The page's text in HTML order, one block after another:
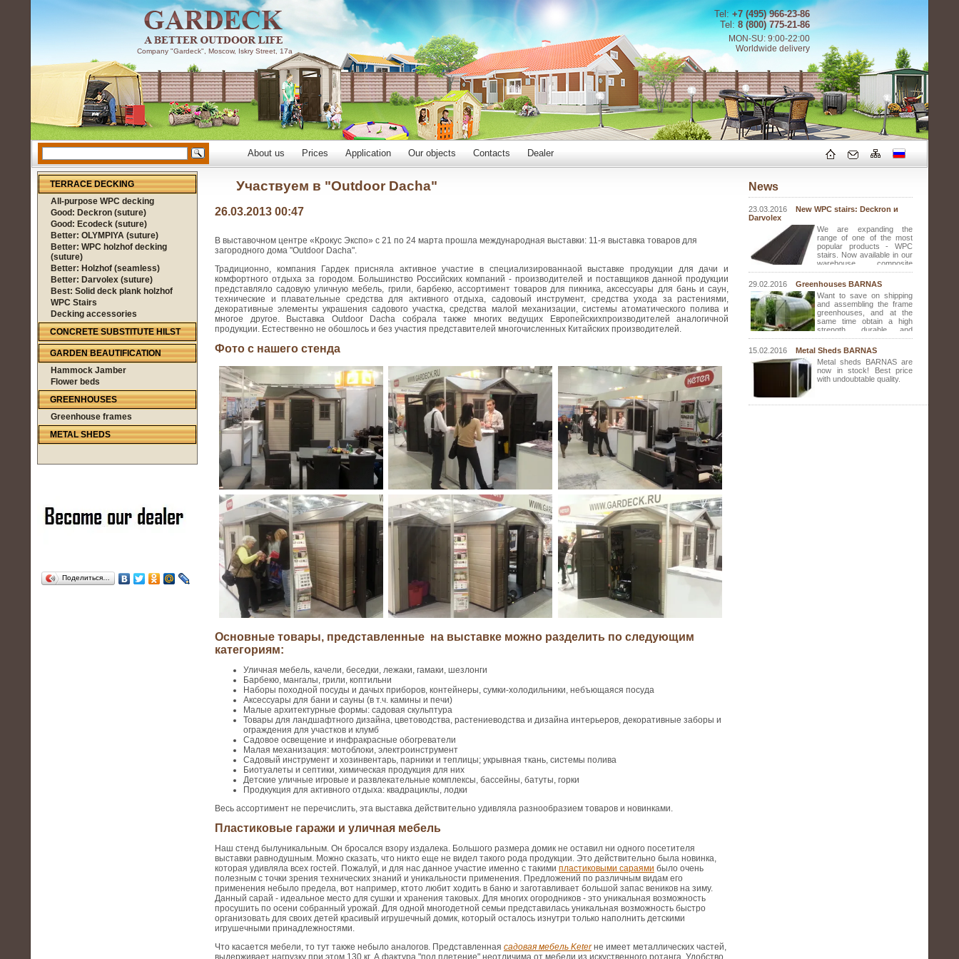
Company "Gardeck", Moscow, Iskry Street, 17a
Tel:+7 (495) 966-23-86
Tel:8 (800) 775-21-86
MON-SU: 9:00-22:00
Worldwide delivery
About us Prices Application Our objects Contacts Dealer
Участвуем в "Outdoor Dacha"
26.03.2013 00:47
В выставочном центре «Крокус Экспо» с 21 по 24 марта прошла международная выставки: 11-я выставка товаров для
загородного дома "Outdoor Dacha".
Традиционно, компания Гардек присняла активное участие в специализированнаой выставке продукции для дачи и
комфортного отдыха за городом. Большинство Российских компаний - производителей и поставщиков данной продукции
представляло садовую уличную мебель, грили, барбекю, ассортимент товаров для пикника, аксессуары для бань и саун,
технические и плавательные средства для активного отдыха, садовоый инструмент, средства ухода за растениями,
декоративные элементы украшения садового участка, средства малой механизации, системы атоматического полива и
многое другое. Выставка Outdoor Dacha собрала также многих ведущих Европейскихпроизводителей аналогичной
продукции. Естественно не обошлось и без участия представителей многочисленных Китайских производителей.
Фото с нашего стенда
Основные товары, представленные на выставке можно разделить по следующим
категориям:
Уличная мебель, качели, беседки, лежаки, гамаки, шезлонги
Барбекю, мангалы, грили, коптильни
Наборы походной посуды и дачых приборов, контейнеры, сумки-холодильники, небъющаяся посуда
Аксессуары для бани и сауны (в т.ч. камины и печи)
Малые архитектурные формы: садовая скульптура
Товары для ландшафтного дизайна, цветоводства, растениеводства и дизайна интерьеров, декоративные заборы и
ограждения для участков и клумб
Садовое освещение и инфракрасные обогреватели
Малая механизация: мотоблоки, электроинструмент
Садовый инструмент и хозинвентарь, парники и теплицы; укрывная ткань, системы полива
Биотуалеты и септики, химическая продукция для них
Детские уличные игровые и развлекательные комплексы, бассейны, батуты, горки
Продкукция для активного отдыха: квадрациклы, лодки
Весь ассортимент не перечислить, эта выставка действительно удивляла разнообразием товаров и новинками.
Пластиковые гаражи и уличная мебель
Наш стенд былуникальным. Он бросался взору издалека. Большого размера домик не оставил ни одного посетителя
выставки равнодушным. Можно сказать, что никто еще не видел такого рода продукции. Это действительно была новинка,
которая удивляла всех гостей. Пожалуй, и для нас данное участие именно с такими пластиковыми сараями было очень
полезным с точки зрения технических знаний и уникальности применения. Предложений по различным видам его
применения небыло предела, вот например, ктото любит ходить в баню и заготавливает большой запас веников на зиму.
Данный сарай - идеальное место для сушки и хранения таковых. Для многих огородников - это уникальная возможность
просушить по осени собранный урожай. Для одной многодетной семьи представилась уникальная возможность быстро
организовать для своих детей красивый игрушечный домик, который осталось изнутри только наполнить детскими
игрушечными принадлежностями.
Что касается мебели, то тут также небыло аналогов. Представленная садовая мебель Keterне имеет металлических частей,
выдерживает нагрузку при этом 130 кг. А фактура "под плетение" неотличима от мебели из искуственного ротанга. Удобство
TERRACE DECKING
All-purpose WPC decking
Good: Deckron (suture)
Good: Ecodeck (suture)
Better: OLYMPIYA (suture)
Better: WPC holzhof decking
(suture)
Better: Holzhof (seamless)
Better: Darvolex (suture)
Best: Solid deck plank holzhof
WPC Stairs
Decking accessories
CONCRETE SUBSTITUTE HILST
GARDEN BEAUTIFICATION
Hammock Jamber
Flower beds
GREENHOUSES
Greenhouse frames
METAL SHEDS
Поделиться…
News
23.03.2016
New WPC stairs: Deckron и
Darvolex
We are expanding the
range of one of the most
popular products - WPC
stairs. Now available in our
warehouse composite
stairs that repeat the
appearance of terrace boards Deckron and
Darvolex.
29.02.2016
Greenhouses BARNAS
Want to save on shipping
and assembling the frame
greenhouses, and at the
same time obtain a high
strength, durable and
modern greenhouse with 2
doors, 2 air vents and wide door? Then pay
attention to our greenhouse Barnas.
15.02.2016
Metal Sheds BARNAS
Metal sheds BARNAS are
now in stock! Best price
with undoubtable quality.